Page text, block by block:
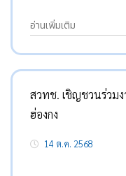
อ่านเพิ่มเติม
สวทช. เชิญชวนร่วม
ฮ่องกง
14 ต.ค. 2568